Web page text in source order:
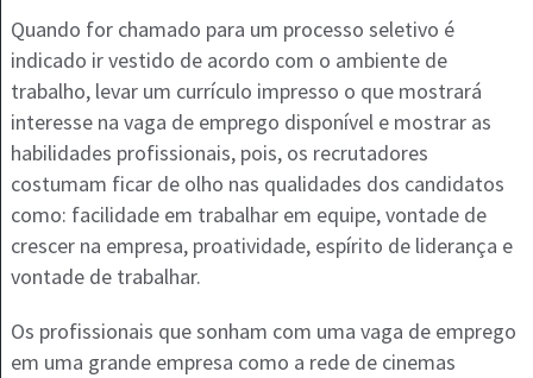
Quando for chamado para um processo seletivo é
indicado ir vestido de acordo com o ambiente de
trabalho, levar um currículo impresso o que mostrará
interesse na vaga de emprego disponível e mostrar as
habilidades profissionais, pois, os recrutadores
costumam ficar de olho nas qualidades dos candidatos
como: facilidade em trabalhar em equipe, vontade de
crescer na empresa, proatividade, espírito de liderança e
vontade de trabalhar.
Os profissionais que sonham com uma vaga de emprego
em uma grande empresa como a rede de cinemas